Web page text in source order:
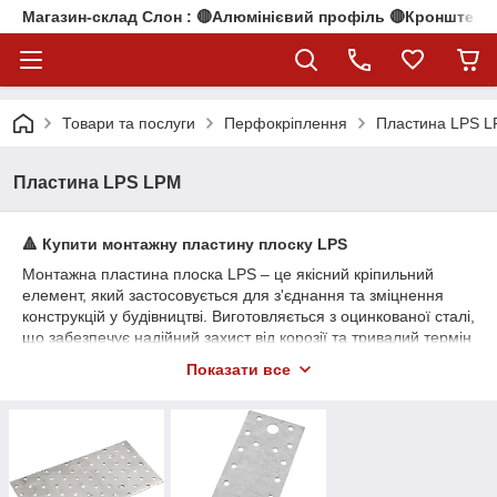
Магазин-склад Слон : 🔴Алюмінієвий профіль
Товари та послуги Перфокріплення Пластина LPS
Пластина LPS LPM
🔺 Купити монтажну пластину плоску LPS
Монтажна пластина плоска LPS – це якісний кріпильний
елемент, який застосовується для з'єднання та зміцнення
конструкцій у будівництві. Виготовляється з оцинкованої сталі,
що забезпечує надійний захист від корозії та тривалий термін
елементів кроквяних систем, а також у каркасному та
✅ Є послуга порізки за вашими розмірами – 8 грн/рез. Це
зручно для точного підбору довжини без зайвих витрат.
🔺 Що таке монтажна пластина плоска LPS? Монтажна
Показати все